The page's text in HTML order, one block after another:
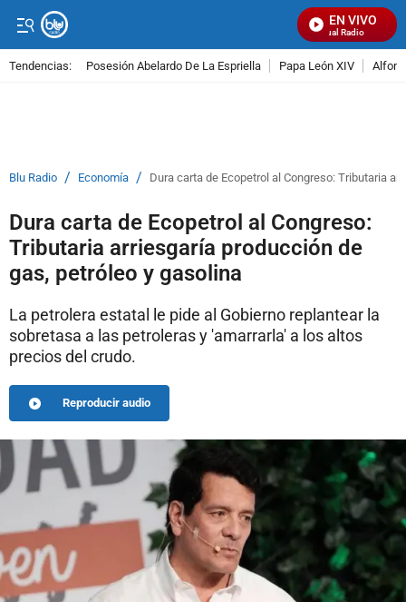
EN VIVO
Señal Visual Radio
Tendencias: Posesión Abelardo De La Espriella Papa León XIV
Blu Radio / Economía / Dura carta de Ecopetrol al Congreso: Tributaria
Dura carta de Ecopetrol al Congreso:
Tributaria arriesgaría producción de
gas, petróleo y gasolina
La petrolera estatal le pide al Gobierno replantear la
sobretasa a las petroleras y 'amarrarla' a los altos
precios del crudo.
Reproducir audio